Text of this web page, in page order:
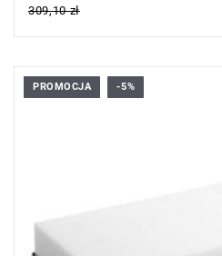
309,10 zł
• Podkładka stalowa z blokiem
PROMOCJA -5%